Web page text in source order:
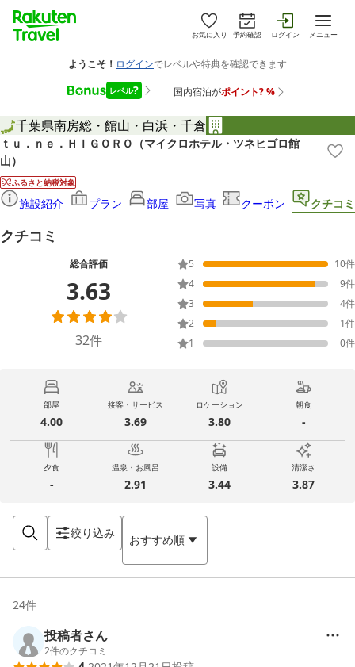
お気に入り 予約確認 ログイン メニュー
千葉県南房総・館山・白浜・千倉
ｔｕ．ｎｅ．ＨＩＧＯＲＯ（マイクロホテル・ツネヒゴロ館
山）
ふるさと納税対象
施設紹介 プラン 部屋 写真 クーポン クチコミ
クチコミ
総合評価
3.63
32件
5 10件
4
9件
3
4件
2
1件
1
0件
部屋
4.00
接客・サービス
3.69
ロケーション
3.80
朝食
-
夕食
-
温泉・お風呂
2.91
設備
3.44
清潔さ
3.87
絞り込み おすすめ順
24件
投稿者さん
2件のクチコミ